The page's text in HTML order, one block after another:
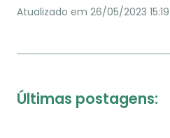
Atualizado em 26/05/2023 15:19
Últimas postagens: